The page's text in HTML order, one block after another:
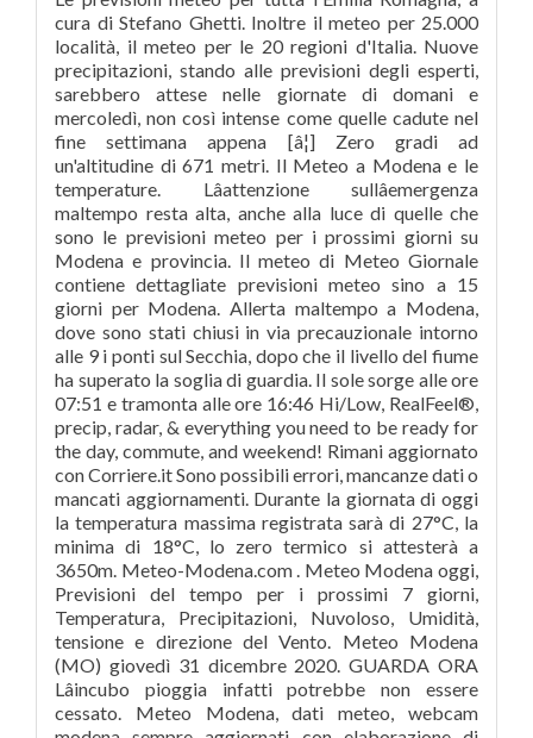
cura di Stefano Ghetti. Inoltre il meteo per 25.000
località, il meteo per le 20 regioni d'Italia. Nuove
precipitazioni, stando alle previsioni degli esperti,
sarebbero attese nelle giornate di domani e
mercoledì, non così intense come quelle cadute nel
fine settimana appena [â¦] Zero gradi ad
un'altitudine di 671 metri. Il Meteo a Modena e le
temperature. Lâattenzione sullâemergenza
maltempo resta alta, anche alla luce di quelle che
sono le previsioni meteo per i prossimi giorni su
Modena e provincia. Il meteo di Meteo Giornale
contiene dettagliate previsioni meteo sino a 15
giorni per Modena. Allerta maltempo a Modena,
dove sono stati chiusi in via precauzionale intorno
alle 9 i ponti sul Secchia, dopo che il livello del fiume
ha superato la soglia di guardia. Il sole sorge alle ore
07:51 e tramonta alle ore 16:46 Hi/Low, RealFeel®,
precip, radar, & everything you need to be ready for
the day, commute, and weekend! Rimani aggiornato
con Corriere.it Sono possibili errori, mancanze dati o
mancati aggiornamenti. Durante la giornata di oggi
la temperatura massima registrata sarà di 27°C, la
minima di 18°C, lo zero termico si attesterà a
3650m. Meteo-Modena.com . Meteo Modena oggi,
Previsioni del tempo per i prossimi 7 giorni,
Temperatura, Precipitazioni, Nuvoloso, Umidità,
tensione e direzione del Vento. Meteo Modena
(MO) giovedì 31 dicembre 2020. GUARDA ORA
Lâincubo pioggia infatti potrebbe non essere
cessato. Meteo Modena, dati meteo, webcam